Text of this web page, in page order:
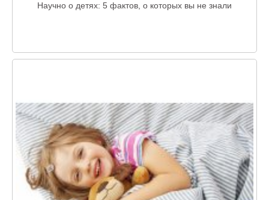
Научно о детях: 5 фактов, о которых вы не знали